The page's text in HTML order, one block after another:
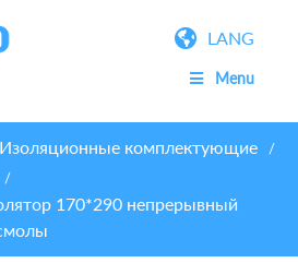
LANG
Menu
Изоляционные комплектующие /
/
170*290 непрерывный